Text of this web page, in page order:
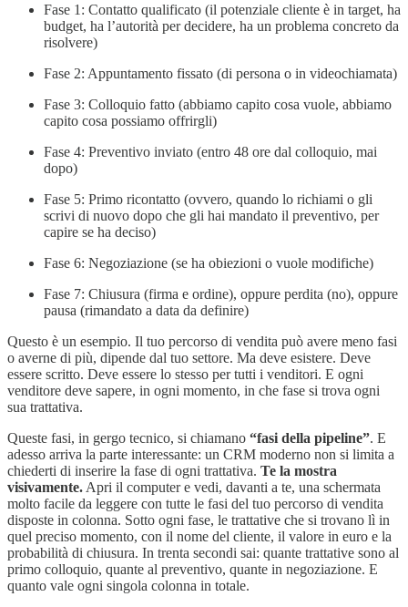
Fase 1: Contatto qualificato (il potenziale cliente è in target, ha
budget, ha l’autorità per decidere, ha un problema concreto da
risolvere)
Fase 2: Appuntamento fissato (di persona o in videochiamata)
Fase 3: Colloquio fatto (abbiamo capito cosa vuole, abbiamo
capito cosa possiamo offrirgli)
Fase 4: Preventivo inviato (entro 48 ore dal colloquio, mai
dopo)
Fase 5: Primo ricontatto (ovvero, quando lo richiami o gli
scrivi di nuovo dopo che gli hai mandato il preventivo, per
capire se ha deciso)
Fase 6: Negoziazione (se ha obiezioni o vuole modifiche)
Fase 7: Chiusura (firma e ordine), oppure perdita (no), oppure
pausa (rimandato a data da definire)
Questo è un esempio. Il tuo percorso di vendita può avere meno fasi
o averne di più, dipende dal tuo settore. Ma deve esistere. Deve
essere scritto. Deve essere lo stesso per tutti i venditori. E ogni
venditore deve sapere, in ogni momento, in che fase si trova ogni
sua trattativa.
Queste fasi, in gergo tecnico, si chiamano “fasi della pipeline”. E
adesso arriva la parte interessante: un CRM moderno non si limita a
chiederti di inserire la fase di ogni trattativa. Te la mostra
visivamente. Apri il computer e vedi, davanti a te, una schermata
molto facile da leggere con tutte le fasi del tuo percorso di vendita
disposte in colonna. Sotto ogni fase, le trattative che si trovano lì in
quel preciso momento, con il nome del cliente, il valore in euro e la
probabilità di chiusura. In trenta secondi sai: quante trattative sono al
primo colloquio, quante al preventivo, quante in negoziazione. E
quanto vale ogni singola colonna in totale.